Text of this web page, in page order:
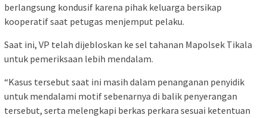
berlangsung kondusif karena pihak keluarga bersikap
kooperatif saat petugas menjemput pelaku.
Saat ini, VP telah dijebloskan ke sel tahanan Mapolsek Tikala
untuk pemeriksaan lebih mendalam.
“Kasus tersebut saat ini masih dalam penanganan penyidik
untuk mendalami motif sebenarnya di balik penyerangan
tersebut, serta melengkapi berkas perkara sesuai ketentuan